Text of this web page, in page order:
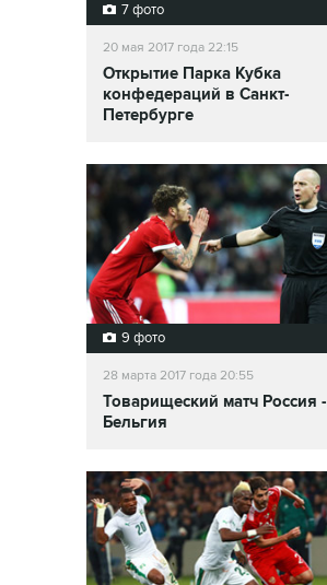
7 фото
20 мая 2017 года 22:15
Открытие Парка Кубка
конфедераций в Санкт-
Петербурге
9 фото
28 марта 2017 года 20:55
Товарищеский матч Россия -
Бельгия